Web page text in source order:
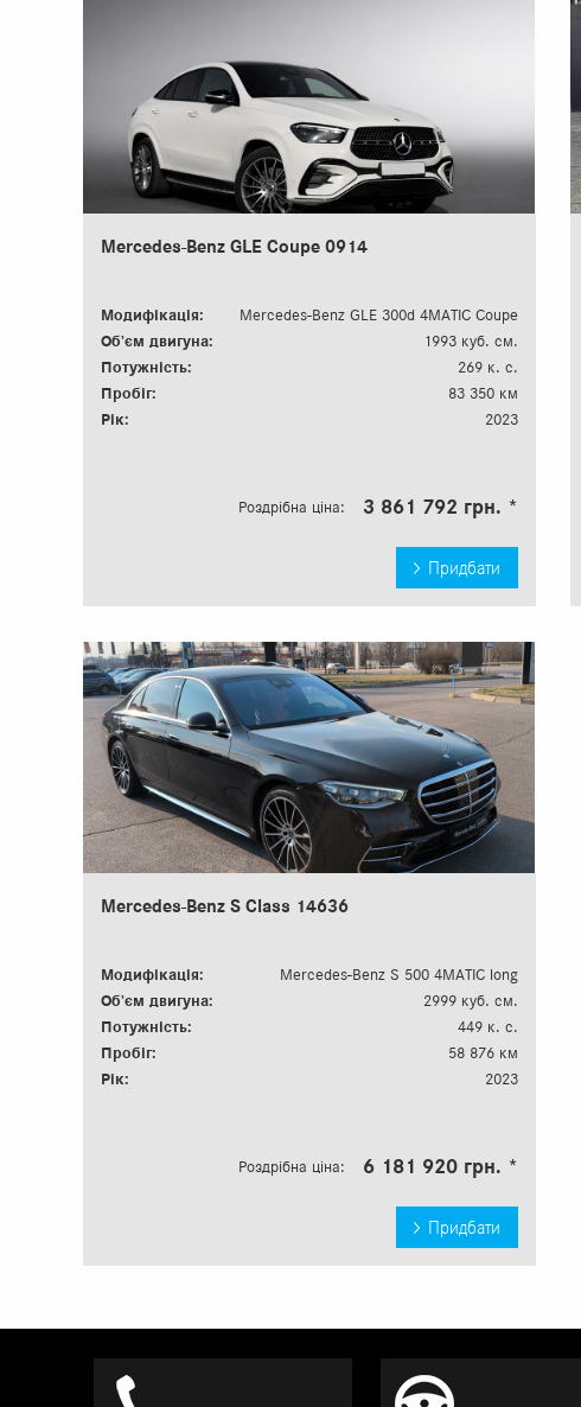
Mercedes-Benz GLE Coupe 0914
Модифікація:
Mercedes-Benz GLE 300d 4MATIC Coupe
Об’єм двигуна:
1993 куб. см.
Потужність:
269 к. с.
Пробіг:
83 350 км
Рік:
2023
Роздрібна ціна: 3 861 792 грн. *
Придбати
Mercedes-Benz S Сlass 14636
Модифікація:
Mercedes-Benz S 500 4MATIC long
Об’єм двигуна:
2999 куб. см.
Потужність:
449 к. с.
Пробіг:
58 876 км
Рік:
2023
Роздрібна ціна: 6 181 920 грн. *
Придбати